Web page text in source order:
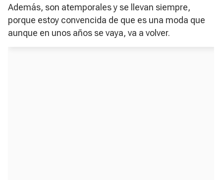
Además, son atemporales y se llevan siempre,
porque estoy convencida de que es una moda que
aunque en unos años se vaya, va a volver.